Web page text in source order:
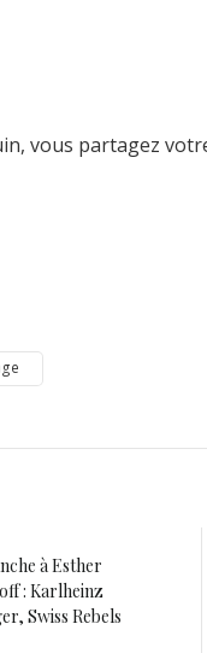
vous partagez
à Esther
: Karlheinz
Swiss Rebels